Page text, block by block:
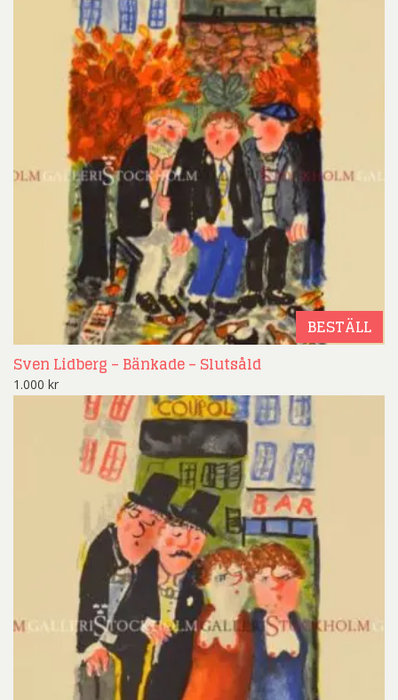
BESTÄLL
Sven Lidberg – Bänkade – Slutsåld
1.000 kr